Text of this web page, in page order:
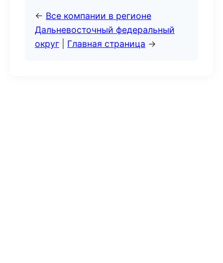
← Все компании в регионе
Дальневосточный федеральный
округ
Главная страница →